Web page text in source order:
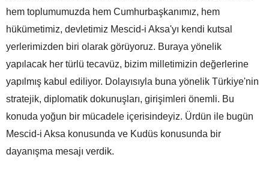
hem toplumumuzda hem Cumhurbaşkanımız, hem
hükümetimiz, devletimiz Mescid-i Aksa'yı kendi kutsal
yerlerimizden biri olarak görüyoruz. Buraya yönelik
yapılacak her türlü tecavüz, bizim milletimizin değerlerine
yapılmış kabul ediliyor. Dolayısıyla buna yönelik Türkiye'nin
stratejik, diplomatik dokunuşları, girişimleri önemli. Bu
konuda yoğun bir mücadele içerisindeyiz. Ürdün ile bugün
Mescid-i Aksa konusunda ve Kudüs konusunda bir
dayanışma mesajı verdik.